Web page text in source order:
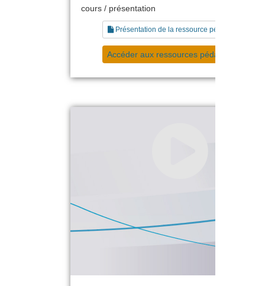
cours / présentation
Présentation de la ressource pédagogique
Accéder aux ressources pédagogiques